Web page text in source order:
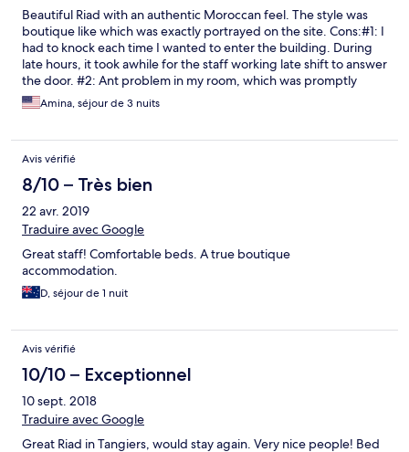
Beautiful Riad with an authentic Moroccan feel. The style was
boutique like which was exactly portrayed on the site. Cons:#1: I
had to knock each time I wanted to enter the building. During
late hours, it took awhile for the staff working late shift to answer
the door. #2: Ant problem in my room, which was promptly
cleaned by staff.
Amina, séjour de 3 nuits
Avis vérifié
8/10 – Très bien
22 avr. 2019
Traduire avec Google
Great staff! Comfortable beds. A true boutique
accommodation.
D, séjour de 1 nuit
Avis vérifié
10/10 – Exceptionnel
10 sept. 2018
Traduire avec Google
Great Riad in Tangiers, would stay again. Very nice people! Bed